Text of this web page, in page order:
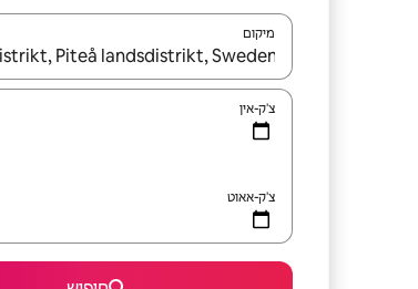
מיקום
כאשר התוצאות יהיו זמינות, יש לנווט עם
צ'ק-אין
צ'ק-אאוט